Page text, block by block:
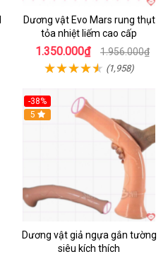
Dương vật Evo Mars rung thụt
tỏa nhiệt liếm cao cấp
1.350.000₫ 1.956.000₫
(1,958)
-38%
Hot
5
Dương vật giả ngựa gắn tường
siêu kích thích